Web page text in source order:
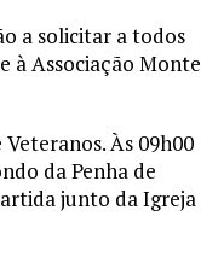
a solicitar a todos
à Associação Monte
Às 09h00
da Penha de
junto da Igreja